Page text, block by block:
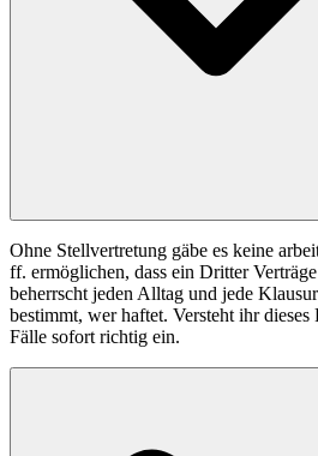
Ohne Stellvertretung gäbe es keine
ff. ermöglichen, dass ein Dritter
beherrscht jeden Alltag und jede
bestimmt, wer haftet. Versteht ihr
Fälle sofort richtig ein.